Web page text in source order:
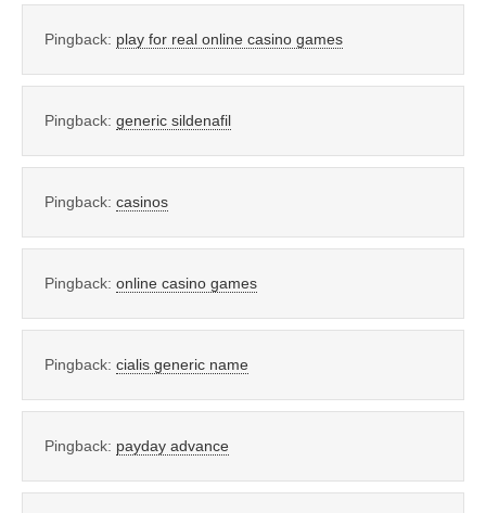
Pingback: play for real online casino games
Pingback: generic sildenafil
Pingback: casinos
Pingback: online casino games
Pingback: cialis generic name
Pingback: payday advance